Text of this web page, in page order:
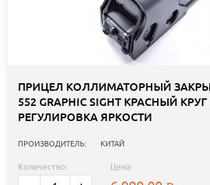
ПРИЦЕЛ КОЛЛИМАТОРНЫЙ
552 GRAPHIC SIGHT КРАСНЫЙ
РЕГУЛИРОВКА ЯРКОСТИ
ПРОИЗВОДИТЕЛЬ: КИТАЙ
Количество: Цена: